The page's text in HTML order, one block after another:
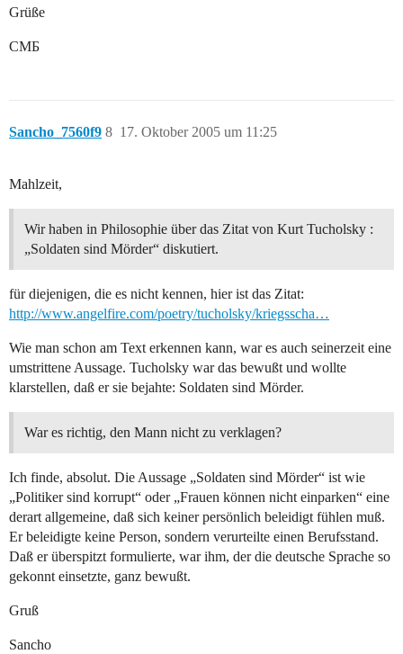
Grüße
CMБ
Sancho_7560f9 17. Oktober 2005 um 11:25
8
Mahlzeit,
Wir haben in Philosophie über das Zitat von Kurt Tucholsky :
„Soldaten sind Mörder“ diskutiert.
für diejenigen, die es nicht kennen, hier ist das Zitat:
http://www.angelfire.com/poetry/tucholsky/kriegsscha…
Wie man schon am Text erkennen kann, war es auch seinerzeit eine
umstrittene Aussage. Tucholsky war das bewußt und wollte
klarstellen, daß er sie bejahte: Soldaten sind Mörder.
War es richtig, den Mann nicht zu verklagen?
Ich finde, absolut. Die Aussage „Soldaten sind Mörder“ ist wie
„Politiker sind korrupt“ oder „Frauen können nicht einparken“ eine
derart allgemeine, daß sich keiner persönlich beleidigt fühlen muß.
Er beleidigte keine Person, sondern verurteilte einen Berufsstand.
Daß er überspitzt formulierte, war ihm, der die deutsche Sprache so
gekonnt einsetzte, ganz bewußt.
Gruß
Sancho